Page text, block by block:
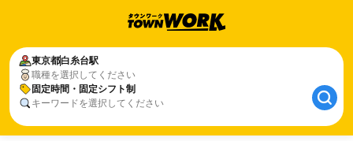
東京都白糸台駅
職種を選択してください
固定時間・固定シフト制
キーワードを選択してください